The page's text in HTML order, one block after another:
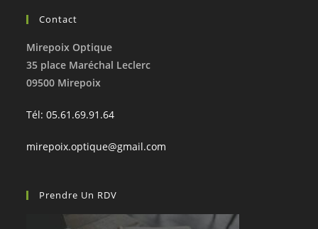
Contact
Mirepoix Optique
35 place Maréchal Leclerc
09500 Mirepoix
Tél: 05.61.69.91.64
mirepoix.optique@gmail.com
Prendre Un RDV